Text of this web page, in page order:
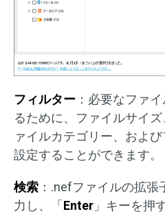
フィルター ：必要なファ
るために、ファイルサイ
ァイルカテゴリー、およ
設定することができます。
検索 ：.nefファイルの拡
力し、「 Enter 」キーを押